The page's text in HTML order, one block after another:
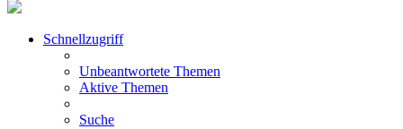
Schnellzugriff
Unbeantwortete Themen
Aktive Themen
Suche